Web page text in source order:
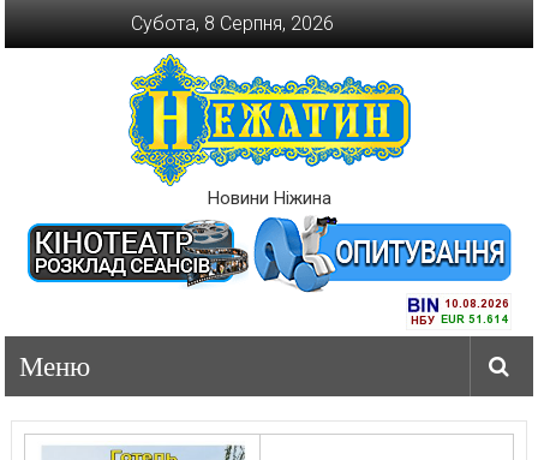
Субота, 8 Серпня, 2026
Новини Ніжина